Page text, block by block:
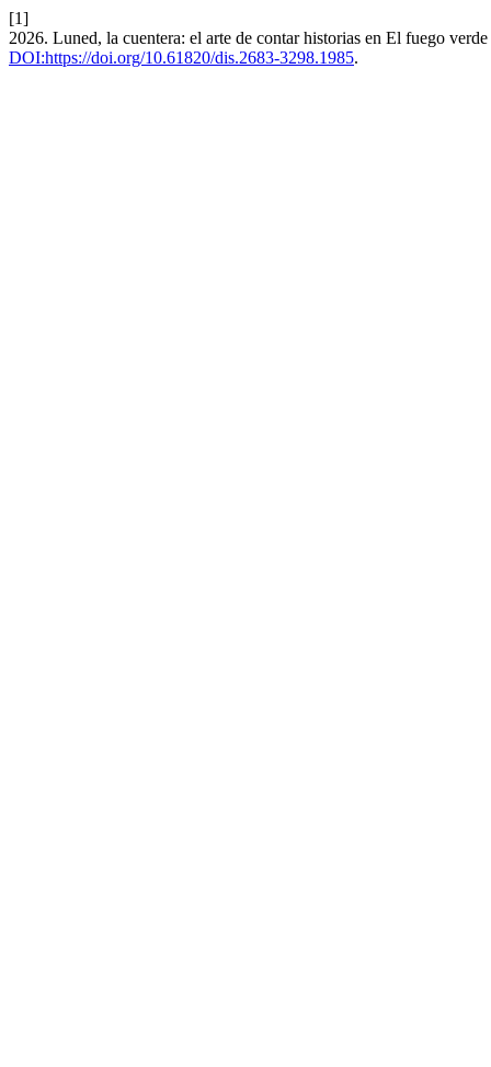
[1]
2026. Luned, la cuentera: el arte de contar historias en El fuego
DOI:https://doi.org/10.61820/dis.2683-3298.1985.